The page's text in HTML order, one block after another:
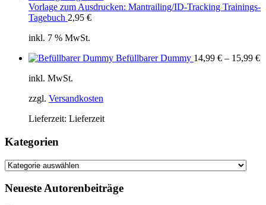
Vorlage zum Ausdrucken: Mantrailing/ID-Tracking Trainings-
Tagebuch 2,95 €
inkl. 7 % MwSt.
Befüllbarer Dummy 14,99 € – 15,99 €
inkl. MwSt.
zzgl. Versandkosten
Lieferzeit: Lieferzeit
Kategorien
Kategorien
Neueste Autorenbeiträge